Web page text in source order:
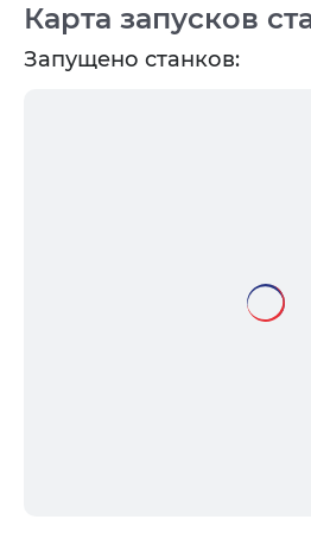
Карта запусков
Запущено станков: